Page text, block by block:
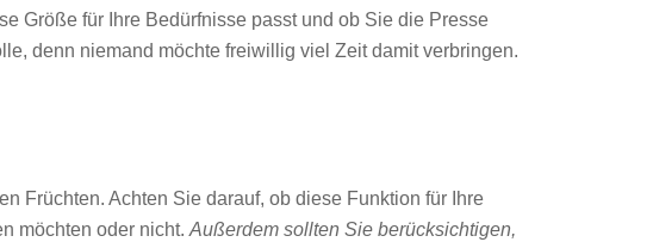
Größe für Ihre Bedürfnisse passt und ob Sie die Presse
denn niemand möchte freiwillig viel Zeit damit verbringen.
Früchten. Achten Sie darauf, ob diese Funktion für Ihre
möchten oder nicht. Außerdem sollten Sie berücksichtigen,